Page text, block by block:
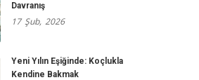
Davranış
17 Şub, 2026
Yeni Yılın Eşiğinde: Koçlukla
Kendine Bakmak